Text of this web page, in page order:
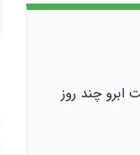
ابرو چند روز